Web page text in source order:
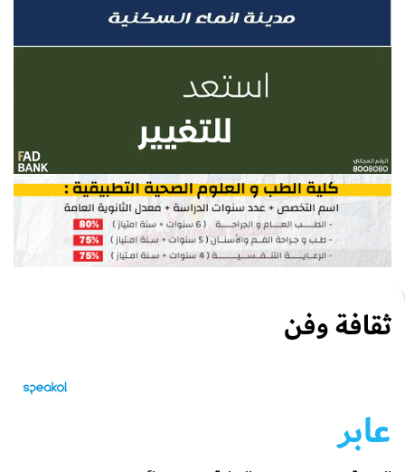
ثقافة وفن
عابر